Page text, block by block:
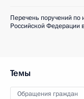
Перечень поручений
Российской Федерации
Темы
Обращения граждан